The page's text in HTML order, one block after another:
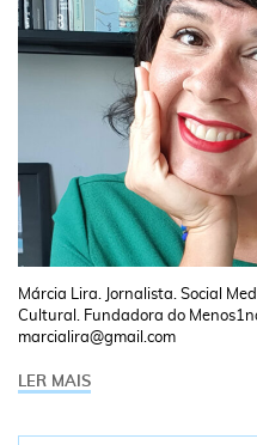
Márcia Lira. Jornalista. Social
Cultural. Fundadora do
marcialira@gmail.com
LER MAIS